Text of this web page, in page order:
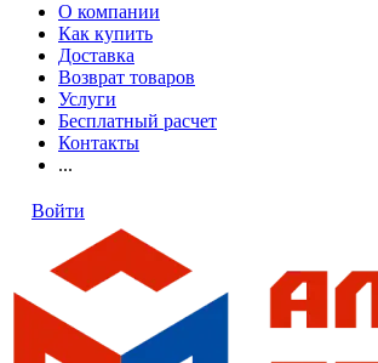
О компании
Как купить
Доставка
Возврат товаров
Услуги
Бесплатный расчет
Контакты
...
Войти